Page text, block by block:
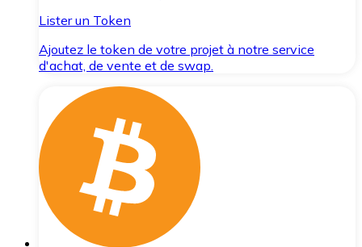
Lister un Token
Ajoutez le token de votre projet à notre service
d'achat, de vente et de swap.